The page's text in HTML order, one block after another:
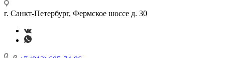
г. Санкт-Петербург, Фермское шоссе д. 30